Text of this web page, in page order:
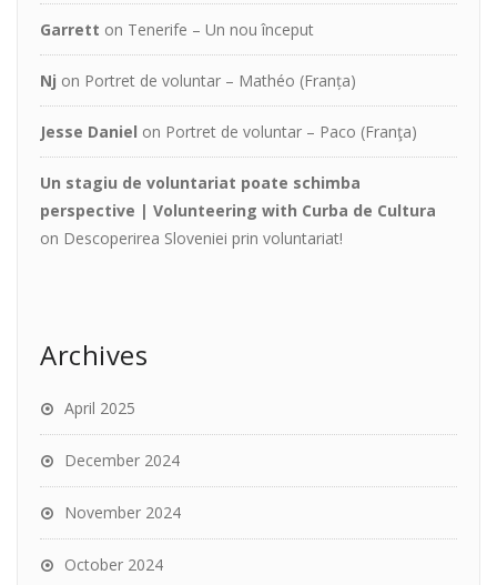
Garrett on Tenerife – Un nou început
Nj on Portret de voluntar – Mathéo (Franța)
Jesse Daniel on Portret de voluntar – Paco (Franţa)
Un stagiu de voluntariat poate schimba
perspective | Volunteering with Curba de Cultura
on Descoperirea Sloveniei prin voluntariat!
Archives
April 2025
December 2024
November 2024
October 2024